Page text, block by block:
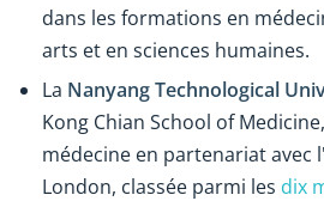
dans les formations en
arts et en sciences humaines.
La Nanyang Technological
Kong Chian School of
médecine en partenariat avec
London, classée parmi les dix